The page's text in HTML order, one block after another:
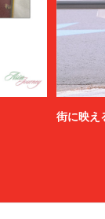
街に映え